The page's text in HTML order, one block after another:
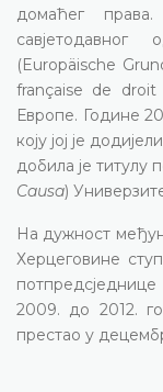
домаћег
(Europäische
française de droit
Европе. Године
коју јој је
добила је титулу
Causa)
На дужност
Херцеговине
2009. до 2012.
престао у